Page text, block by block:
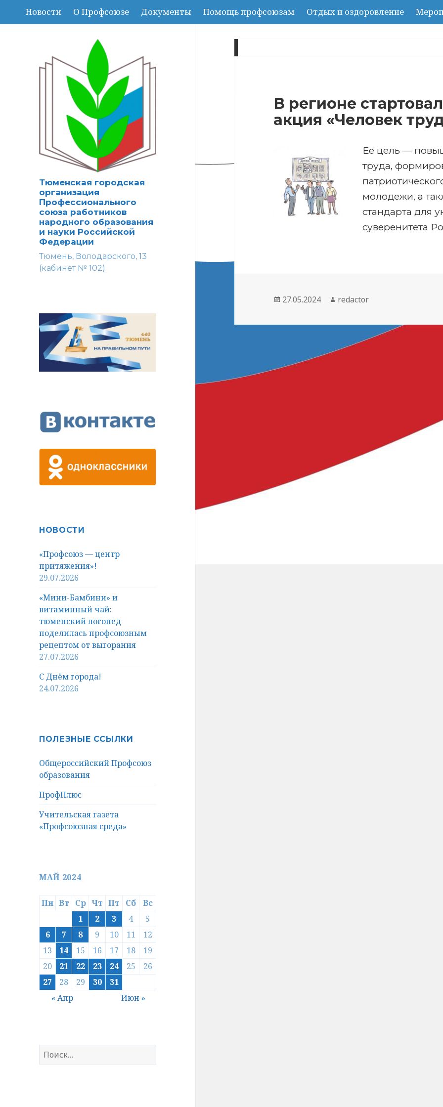
Новости О Профсоюзе Документы Помощь профсоюзам Отдых и оздоровление
Тюменская городская
организация
Профессионального
союза работников
народного образования
и науки Российской
Федерации
Тюмень, Володарского, 13
(кабинет № 102)
НОВОСТИ
«Профсоюз — центр
притяжения»!
29.07.2026
«Мини-Бамбини» и
витаминный чай:
тюменский логопед
поделилась профсоюзным
рецептом от выгорания
27.07.2026
С Днём города!
24.07.2026
ПОЛЕЗНЫЕ ССЫЛКИ
Общероссийский Профсоюз
образования
ПрофПлюс
Учительская газета
«Профсоюзная среда»
МАЙ 2024
Пн Вт Ср Чт Пт Сб
Вс
1
2 3 4
5
6
7 8 9 10 11
12
13
14 15 16 17 18
19
20
21 22 23 24 25
26
27
28 29 30
31
« Апр
Июн »
Найти:
В регионе
акция «Человек
Ее цель —
труда,
молодежи, а
стандарта для
суверенитета
Опубликовано
27.05.2024 Автор
redactor